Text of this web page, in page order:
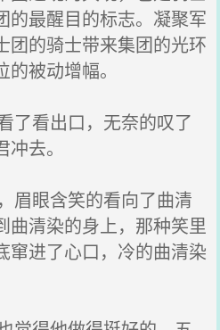
的最醒目的标志。凝聚军
团的骑士带来集团的光环
被动增幅。
了看出口，无奈的叹了
去。
眉眼含笑的看向了曲清
曲清染的身上，那种笑里
窜进了心口，冷的曲清染